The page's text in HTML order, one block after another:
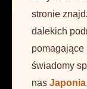
stronie
dalekich
pomagające
świadomy
nas Japonia